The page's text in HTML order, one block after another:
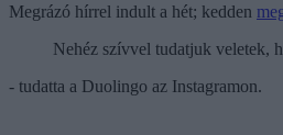
Megrázó hírrel indult a hét; kedden
Nehéz szívvel tudatjuk veletek,
- tudatta a Duolingo az Instagramon.